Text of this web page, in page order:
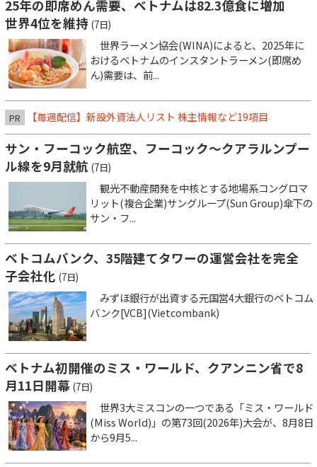
25年の即席めん需要、ベトナムは82.3億食に増加
世界4位を維持 (7日)
世界ラーメン協会(WINA)によると、2025年に
おけるベトナムのインスタントラーメン(即席め
ん)需要は、前...
PR 【毎週配信】新設外資法人リスト 株主情報など19項目
サン・フーコック航空、フーコック～クアラルンプー
ル線を9月就航 (7日)
観光不動産開発を中核とする地場系コングロマ
リット(複合企業)サングループ(Sun Group)傘下の
サン・フ...
ベトコムバンク、35階建てタワーの運営会社を完全
子会社化 (7日)
みずほ銀行が出資する元国営4大銀行のベトコム
バンク[VCB](Vietcombank)
ベトナム初開催のミス・ワールド、クアンニン省で8
月11日開幕 (7日)
世界3大ミスコンの一つである「ミス・ワールド
(Miss World)」の第73回(2026年)大会が、8月8日
から9月5...